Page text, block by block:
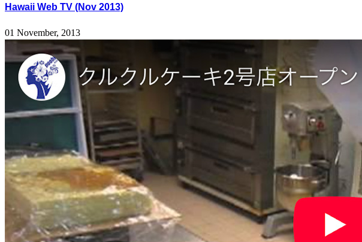
Hawaii Web TV (Nov 2013)
01 November, 2013